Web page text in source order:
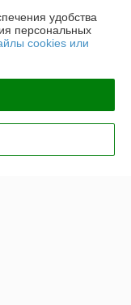
удобства
персональных
cookies или